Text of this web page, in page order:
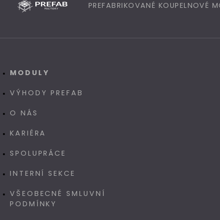
PREFABRIKOVANÉ KOUPELNOVÉ
MODULY
VÝHODY PREFAB
O NÁS
KARIÉRA
SPOLUPRÁCE
INTERNÍ SEKCE
VŠEOBECNÉ SMLUVNÍ
PODMÍNKY